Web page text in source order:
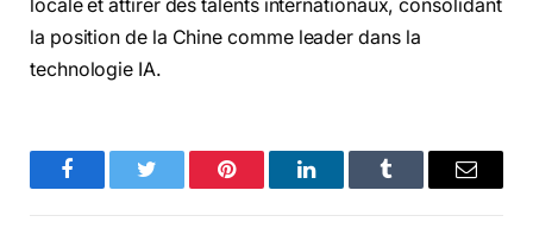
locale et attirer des talents internationaux, consolidant
la position de la Chine comme leader dans la
technologie IA.
FacebookTwitter Pinterest LinkedInTumblr Email